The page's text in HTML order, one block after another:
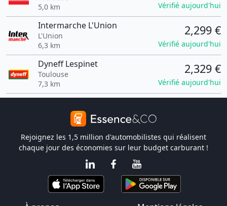
5,0 km
Vérifié aujourd'hui
Intermarche L'Union
L'Union
6,3 km
2,299 €
Vérifié aujourd'hui
Dyneff Lespinet
Toulouse
7,3 km
2,329 €
Vérifié aujourd'hui
Rejoignez les 1,5 million d'automobilistes qui réalisent
chaque jour des économies sur leur budget carburant !